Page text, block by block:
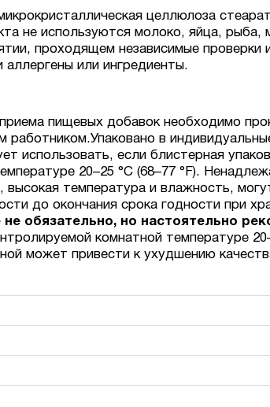
целлюлоза
не используются молоко, яйца,
проходящем независимые
или ингредиенты.
пищевых добавок необходимо
работником.Упаковано в
использовать, если блистерная
20–25 °C (68–77 °F).
температура и влажность,
до окончания срока годности при
обязательно, но настоятельно
комнатной температуре
может привести к ухудшению